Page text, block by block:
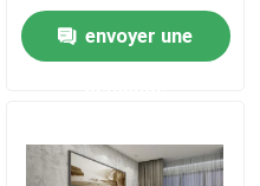
envoyer une